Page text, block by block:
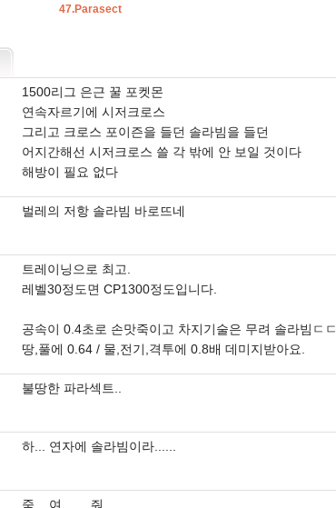
47.Parasect
1500리그 은근 꿀 포켓몬
연속자르기에 시저크로스
그리고 크로스 포이즌을 들던 솔라빔을 들던
어지간해선 시저크로스 쓸 각 밖에 안 보일 것이다
해방이 필요 없다
벌레의 저항 솔라빔 바로뜨네
트레이닝으로 최고.
레벨30정도면 CP1300정도입니다.
공속이 0.4초로 손맛죽이고 차지기술은 무려 솔라빔ㄷㄷ
땅,풀에 0.64 / 물,전기,격투에 0.8배 데미지받아요.
불땅한 파라섹트..
하... 연자에 솔라빔이라......
죽... 여........줘.....